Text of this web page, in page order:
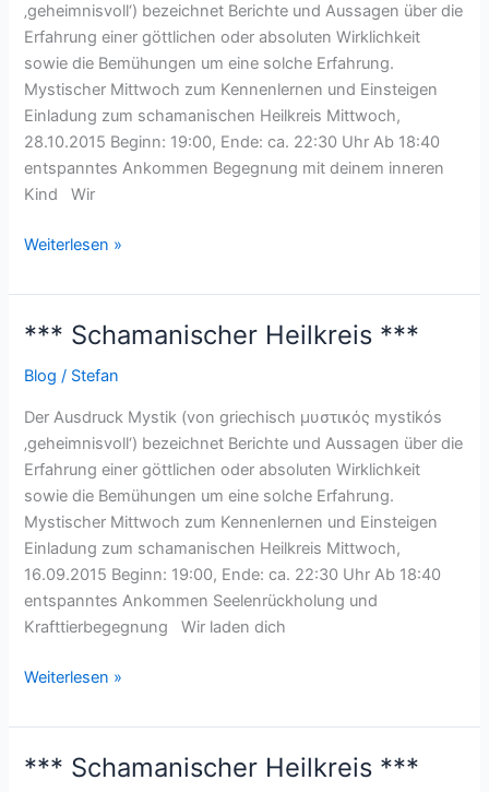
‚geheimnisvoll‘) bezeichnet Berichte und Aussagen über die
Erfahrung einer göttlichen oder absoluten Wirklichkeit
sowie die Bemühungen um eine solche Erfahrung.
Mystischer Mittwoch zum Kennenlernen und Einsteigen
Einladung zum schamanischen Heilkreis Mittwoch,
28.10.2015 Beginn: 19:00, Ende: ca. 22:30 Uhr Ab 18:40
entspanntes Ankommen Begegnung mit deinem inneren
Kind Wir
Weiterlesen »
*** Schamanischer Heilkreis ***
Blog / Stefan
Der Ausdruck Mystik (von griechisch μυστικός mystikós
‚geheimnisvoll‘) bezeichnet Berichte und Aussagen über die
Erfahrung einer göttlichen oder absoluten Wirklichkeit
sowie die Bemühungen um eine solche Erfahrung.
Mystischer Mittwoch zum Kennenlernen und Einsteigen
Einladung zum schamanischen Heilkreis Mittwoch,
16.09.2015 Beginn: 19:00, Ende: ca. 22:30 Uhr Ab 18:40
entspanntes Ankommen Seelenrückholung und
Krafttierbegegnung Wir laden dich
***
Heilkreis
***
Weiterlesen »
*** Schamanischer Heilkreis ***
***